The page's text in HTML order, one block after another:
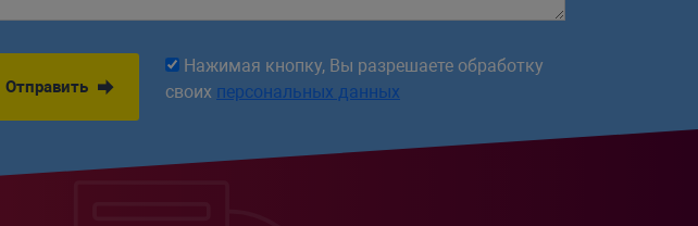
Отправить
Нажимая кнопку, Вы разрешаете обработку
своих персональных данных